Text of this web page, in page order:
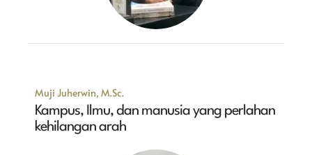
Muji Juherwin, M.Sc.
Kampus, Ilmu, dan manusia yang perlahan
kehilangan arah